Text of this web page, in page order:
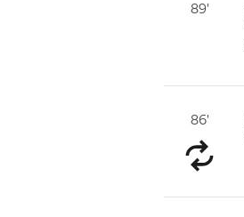
89'
86'